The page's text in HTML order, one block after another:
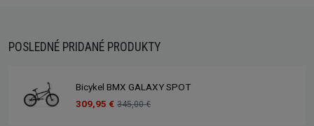
POSLEDNÉ PRIDANÉ PRODUKTY
Bicykel BMX GALAXY SPOT
309,95 € 345,00 €